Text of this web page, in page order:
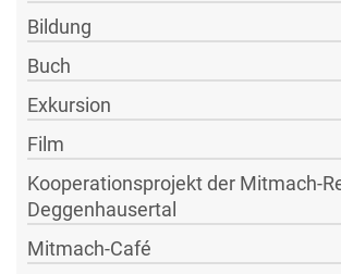
Bildung
Buch
Exkursion
Film
Kooperationsprojekt der Mitmach-
Deggenhausertal
Mitmach-Café